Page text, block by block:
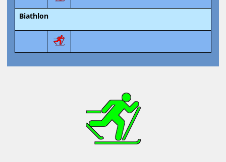
Biathlon